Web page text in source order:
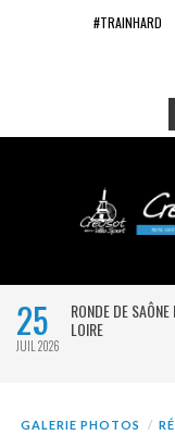
#TRAINHARD
25
JUIL 2026
RONDE DE SAÔNE
LOIRE
GALERIE PHOTOS